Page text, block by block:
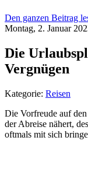
Den ganzen Beitrag
Montag, 2. Januar
Die
Vergnügen
Kategorie: Reisen
Die Vorfreude auf
der Abreise nähert,
oftmals mit sich